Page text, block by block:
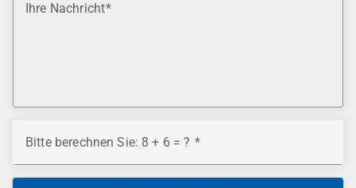
Ihre Nachricht
Bitte berechnen Sie: 8 + 6 = ?